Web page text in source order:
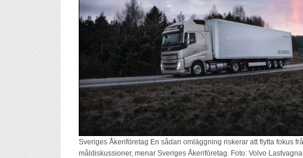
Sveriges Åkeriföretag En sådan omläggning riskerar att flytta fokus
måldiskussioner, menar Sveriges Åkeriföretag. Foto: Volvo